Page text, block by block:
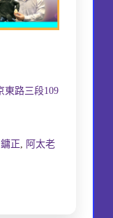
東路三段109
鏞正
阿太老